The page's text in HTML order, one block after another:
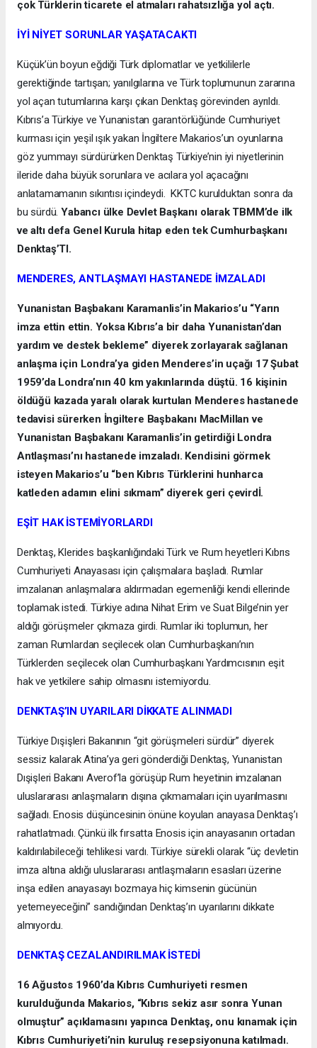
çok Türklerin ticarete el atmaları rahatsızlığa yol açtı.
İYİ NİYET SORUNLAR YAŞATACAKTI
Küçük’ün boyun eğdiği Türk diplomatlar ve yetkililerle
gerektiğinde tartışan; yanılgılarına ve Türk toplumunun zararına
yol açan tutumlarına karşı çıkan Denktaş görevinden ayrıldı.
Kıbrıs’a Türkiye ve Yunanistan garantörlüğünde Cumhuriyet
kurması için yeşil ışık yakan İngiltere Makarios’un oyunlarına
göz yummayı sürdürürken Denktaş Türkiye’nin iyi niyetlerinin
ileride daha büyük sorunlara ve acılara yol açacağını
anlatamamanın sıkıntısı içindeydi. KKTC kurulduktan sonra da
bu sürdü.Yabancı ülke Devlet Başkanı olarak TBMM’de ilk
ve altı defa Genel Kurula hitap eden tek Cumhurbaşkanı
Denktaş’TI.
MENDERES, ANTLAŞMAYI HASTANEDE İMZALADI
Yunanistan Başbakanı Karamanlis’in Makarios’u “Yarın
imza ettin ettin. Yoksa Kıbrıs’a bir daha Yunanistan’dan
yardım ve destek bekleme” diyerek zorlayarak sağlanan
anlaşma için Londra’ya giden Menderes’in uçağı 17 Şubat
1959’da Londra’nın 40 km yakınlarında düştü. 16 kişinin
öldüğü kazada yaralı olarak kurtulan Menderes hastanede
tedavisi sürerken İngiltere Başbakanı MacMillan ve
Yunanistan Başbakanı Karamanlis’in getirdiği Londra
Antlaşması’nı hastanede imzaladı. Kendisini görmek
isteyen Makarios’u “ben Kıbrıs Türklerini hunharca
katleden adamın elini sıkmam” diyerek geri çevirdİ.
EŞİT HAK İSTEMİYORLARDI
Denktaş, Klerides başkanlığındaki Türk ve Rum heyetleri Kıbrıs
Cumhuriyeti Anayasası için çalışmalara başladı. Rumlar
imzalanan anlaşmalara aldırmadan egemenliği kendi ellerinde
toplamak istedi. Türkiye adına Nihat Erim ve Suat Bilge’nin yer
aldığı görüşmeler çıkmaza girdi. Rumlar iki toplumun, her
zaman Rumlardan seçilecek olan Cumhurbaşkanı’nın
Türklerden seçilecek olan Cumhurbaşkanı Yardımcısının eşit
hak ve yetkilere sahip olmasını istemiyordu.
DENKTAŞ’IN UYARILARI DİKKATE ALINMADI
Türkiye Dışişleri Bakanının “git görüşmeleri sürdür” diyerek
sessiz kalarak Atina’ya geri gönderdiği Denktaş, Yunanistan
Dışişleri Bakanı Averof’la görüşüp Rum heyetinin imzalanan
uluslararası anlaşmaların dışına çıkmamaları için uyarılmasını
sağladı. Enosis düşüncesinin önüne koyulan anayasa Denktaş’ı
rahatlatmadı. Çünkü ilk fırsatta Enosis için anayasanın ortadan
kaldırılabileceği tehlikesi vardı. Türkiye sürekli olarak “üç devletin
imza altına aldığı uluslararası antlaşmaların esasları üzerine
inşa edilen anayasayı bozmaya hiç kimsenin gücünün
yetemeyeceğini” sandığından Denktaş’ın uyarılarını dikkate
almıyordu.
DENKTAŞ CEZALANDIRILMAK İSTEDİ
16 Ağustos 1960’da Kıbrıs Cumhuriyeti resmen
kurulduğunda Makarios, “Kıbrıs sekiz asır sonra Yunan
olmuştur” açıklamasını yapınca Denktaş, onu kınamak için
Kıbrıs Cumhuriyeti’nin kuruluş resepsiyonuna katılmadı.